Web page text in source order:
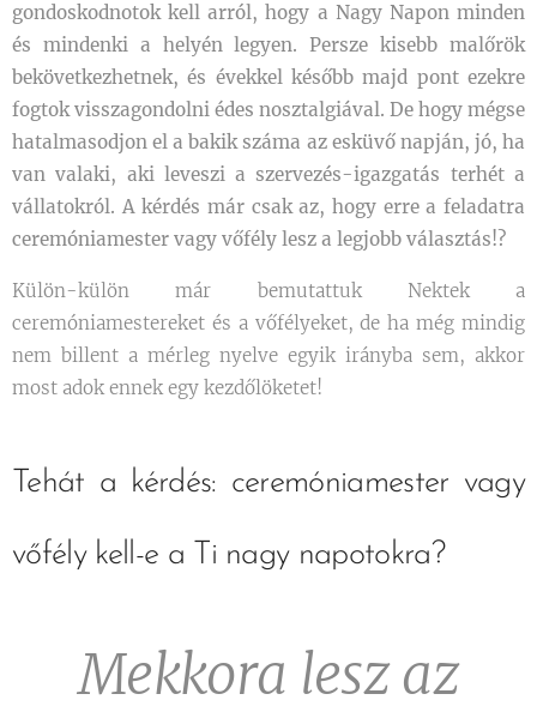
gondoskodnotok kell arról, hogy a Nagy Napon minden
és mindenki a helyén legyen. Persze kisebb malőrök
bekövetkezhetnek, és évekkel később majd pont ezekre
fogtok visszagondolni édes nosztalgiával. De hogy mégse
hatalmasodjon el a bakik száma az esküvő napján, jó, ha
van valaki, aki leveszi a szervezés-igazgatás terhét a
vállatokról. A kérdés már csak az, hogy erre a feladatra
ceremóniamester vagy vőfély lesz a legjobb választás!?
Külön-külön már bemutattuk Nektek a
ceremóniamestereket és a vőfélyeket, de ha még mindig
nem billent a mérleg nyelve egyik irányba sem, akkor
most adok ennek egy kezdőlöketet!
Tehát a kérdés: ceremóniamester vagy
vőfély kell-e a Ti nagy napotokra?
Mekkora lesz az